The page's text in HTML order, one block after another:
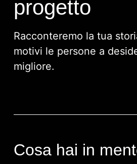
progetto
Racconteremo la tua
motivi le persone a
migliore.
Cosa hai in